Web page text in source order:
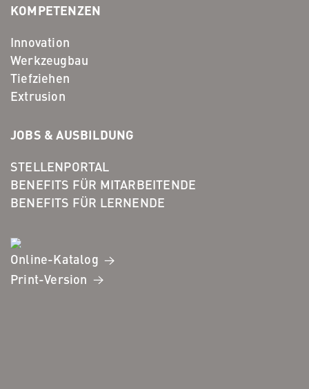
KOMPETENZEN
Innovation
Werkzeugbau
Tiefziehen
Extrusion
JOBS & AUSBILDUNG
STELLENPORTAL
BENEFITS FÜR MITARBEITENDE
BENEFITS FÜR LERNENDE
Online-Katalog
Print-Version